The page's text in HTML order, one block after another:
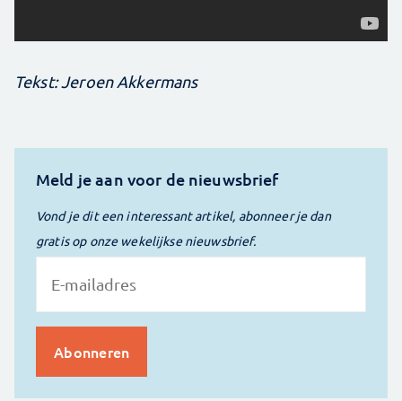
Tekst: Jeroen Akkermans
Meld je aan voor de nieuwsbrief
Vond je dit een interessant artikel, abonneer je dan
gratis op onze wekelijkse nieuwsbrief.